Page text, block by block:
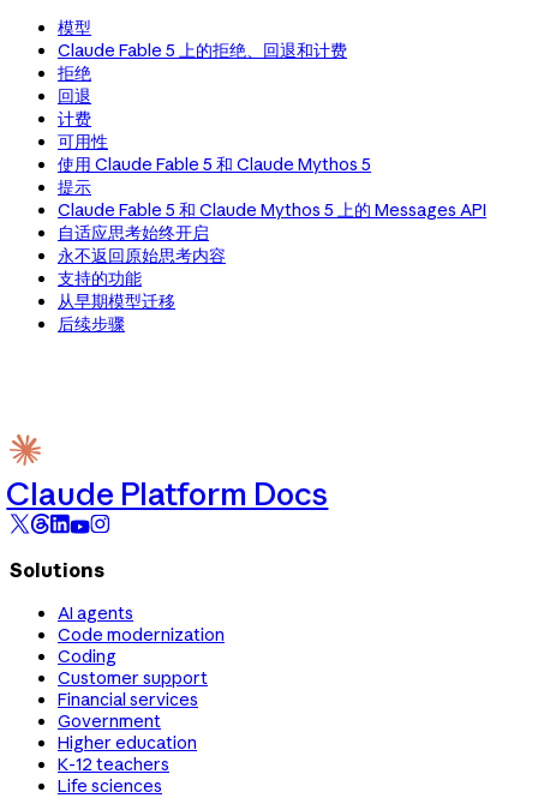
模型
Claude Fable 5 上的拒绝、回退和计费
拒绝
回退
计费
可用性
使用 Claude Fable 5 和 Claude Mythos 5
提示
Claude Fable 5 和 Claude Mythos 5 上的 Messages API
自适应思考始终开启
永不返回原始思考内容
支持的功能
从早期模型迁移
后续步骤
Claude Platform Docs
Solutions
AI agents
Code modernization
Coding
Customer support
Financial services
Government
Higher education
K-12 teachers
Life sciences